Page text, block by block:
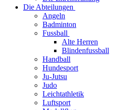
Die Abteilungen
Angeln
Badminton
Fussball
Alte Herren
Blindenfussball
Handball
Hundesport
Ju-Jutsu
Judo
Leichtathletik
Luftsport